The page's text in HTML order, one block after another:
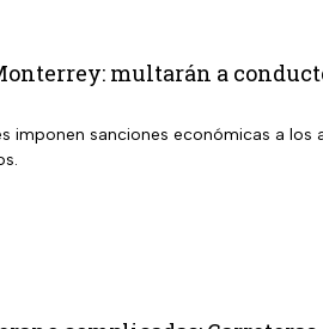
multarán a
imponen sanciones económicas a